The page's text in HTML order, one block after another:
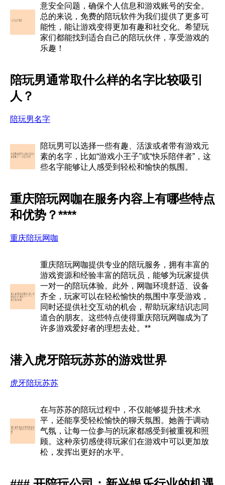
意安全问题，确保个人信息和游戏账号的安全。
总的来说，免费的陪玩软件为我们提供了更多可
能性，能让游戏变得更加有趣和社交化。希望玩
家们都能找到适合自己的陪玩伙伴，享受游戏的
乐趣！
陪玩男通常取什么样的名字比较吸引
人？
陪玩男名字
陪玩男可以选择一些有趣、活泼或者带有游戏元
素的名字，比如“游戏小王子”或“快乐陪伴者”，这
些名字能够让人感受到轻松和愉快的氛围。
重庆陪玩网咖在服务内容上有哪些特点
和优势？****
重庆陪玩网咖
重庆陪玩网咖提供专业的陪玩服务，拥有丰富的
游戏资源和经验丰富的陪玩员，能够为玩家提供
一对一的陪玩体验。此外，网咖环境舒适、设备
齐全，玩家可以在轻松愉快的氛围中享受游戏，
同时还提供社交互动的机会，帮助玩家结识志同
道合的朋友。这些特点使得重庆陪玩网咖成为了
许多游戏爱好者的理想去处。**
潜入虎牙陪玩苏苏的游戏世界
虎牙陪玩苏苏
在与苏苏的陪玩过程中，不仅能够提升技术水
平，还能享受轻松愉快的聊天氛围。她善于调动
气氛，让每一位参与的玩家都感受到被重视和照
顾。这种亲切感使得玩家们在游戏中可以更加放
松，发挥出更好的水平。